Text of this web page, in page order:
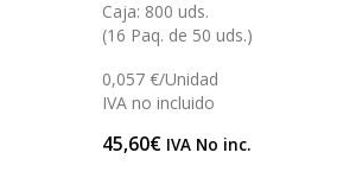
Caja: 800 uds.
(16 Paq. de 50 uds.)
0,057 €/Unidad
IVA no incluido
45,60€ IVA No inc.